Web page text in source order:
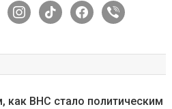
instagram
tiktok facebook
viber
как ВНС стало политическим